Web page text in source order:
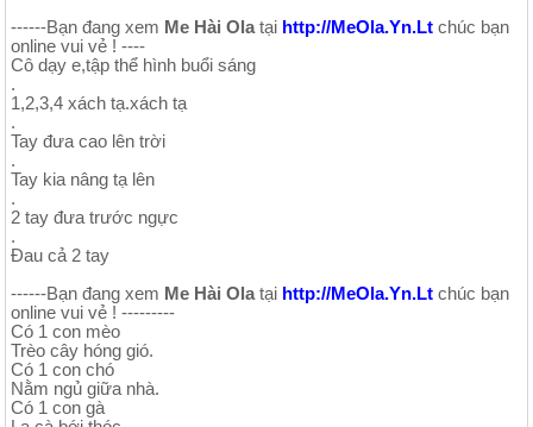
------Bạn đang xem Me Hài Ola tại http://MeOla.Yn.Lt chúc bạn
online vui vẻ ! ----
Cô dạy e,tập thể hình buổi sáng
.
1,2,3,4 xách tạ.xách tạ
.
Tay đưa cao lên trời
.
Tay kia nâng tạ lên
.
2 tay đưa trước ngực
.
Đau cả 2 tay
------Bạn đang xem Me Hài Ola tại http://MeOla.Yn.Lt chúc bạn
online vui vẻ ! ---------
Có 1 con mèo
Trèo cây hóng gió.
Có 1 con chó
Nằm ngủ giữa nhà.
Có 1 con gà